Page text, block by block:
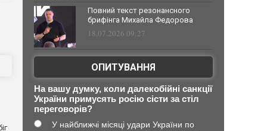
Повний текст резонансного
брифінга Михайла Федорова
18.07.2026 09:27
ОПИТУВАННЯ
На вашу думку, коли далекобійні санкції
України примусять росію сісти за стіл
переговорів?
У найближчі місяці удари України по